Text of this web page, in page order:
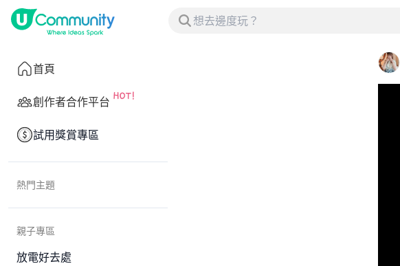
首頁
創作者合作平台
試用獎賞專區
熱門主題
親子專區
放電好去處